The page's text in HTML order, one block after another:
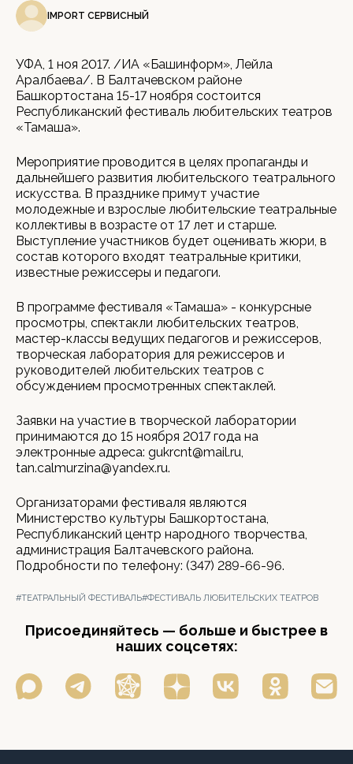
IMPORT СЕРВИСНЫЙ
УФА, 1 ноя 2017. /ИА «Башинформ», Лейла
Аралбаева/. В Балтачевском районе
Башкортостана 15-17 ноября состоится
Республиканский фестиваль любительских театров
«Тамаша».
Мероприятие проводится в целях пропаганды и
дальнейшего развития любительского театрального
искусства. В празднике примут участие
молодежные и взрослые любительские театральные
коллективы в возрасте от 17 лет и старше.
Выступление участников будет оценивать жюри, в
состав которого входят театральные критики,
известные режиссеры и педагоги.
В программе фестиваля «Тамаша» - конкурсные
просмотры, спектакли любительских театров,
мастер-классы ведущих педагогов и режиссеров,
творческая лаборатория для режиссеров и
руководителей любительских театров с
обсуждением просмотренных спектаклей.
Заявки на участие в творческой лаборатории
принимаются до 15 ноября 2017 года на
электронные адреса: gukrcnt@mail.ru,
tan.calmurzina@yandex.ru.
Организаторами фестиваля являются
Министерство культуры Башкортостана,
Республиканский центр народного творчества,
администрация Балтачевского района.
Подробности по телефону: (347) 289-66-96.
#ТЕАТРАЛЬНЫЙ ФЕСТИВАЛЬ#ФЕСТИВАЛЬ ЛЮБИТЕЛЬСКИХ ТЕАТРОВ
Присоединяйтесь — больше и быстрее в
наших соцсетях: